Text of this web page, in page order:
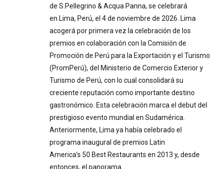
de S.Pellegrino & Acqua Panna, se celebrará
en Lima, Perú, el 4 de noviembre de 2026. Lima
acogerá por primera vez la celebración de los
premios en colaboración con la Comisión de
Promoción de Perú para la Exportación y el Turismo
(PromPerú), del Ministerio de Comercio Exterior y
Turismo de Perú, con lo cual consolidará su
creciente reputación como importante destino
gastronómico. Esta celebración marca el debut del
prestigioso evento mundial en Sudamérica.
Anteriormente, Lima ya había celebrado el
programa inaugural de premios Latin
America’s 50 Best Restaurants en 2013 y, desde
entonces, el panorama…